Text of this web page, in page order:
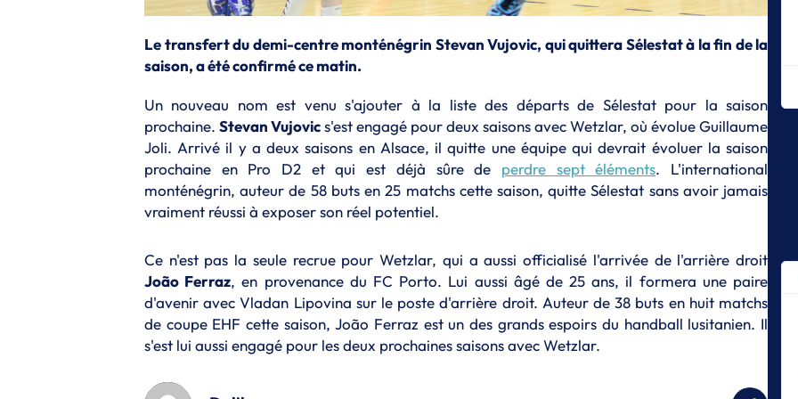
Le transfert du demi-centre monténégrin Stevan Vujovic, qui quittera Sélestat à la fin de la
saison, a été confirmé ce matin.
Un nouveau nom est venu s'ajouter à la liste des départs de Sélestat pour la saison
prochaine. Stevan Vujovics'est engagé pour deux saisons avec Wetzlar, où évolue Guillaume
Joli. Arrivé il y a deux saisons en Alsace, il quitte une équipe qui devrait évoluer la saison
prochaine en Pro D2 et qui est déjà sûre de perdre sept éléments. L'international
monténégrin, auteur de 58 buts en 25 matchs cette saison, quitte Sélestat sans avoir jamais
vraiment réussi à exposer son réel potentiel.
Ce n'est pas la seule recrue pour Wetzlar, qui a aussi officialisé l'arrivée de l'arrière droit
João Ferraz, en provenance du FC Porto. Lui aussi âgé de 25 ans, il formera une paire
d'avenir avec Vladan Lipovina sur le poste d'arrière droit. Auteur de 38 buts en huit matchs
de coupe EHF cette saison, João Ferraz est un des grands espoirs du handball lusitanien. Il
s'est lui aussi engagé pour les deux prochaines saisons avec Wetzlar.